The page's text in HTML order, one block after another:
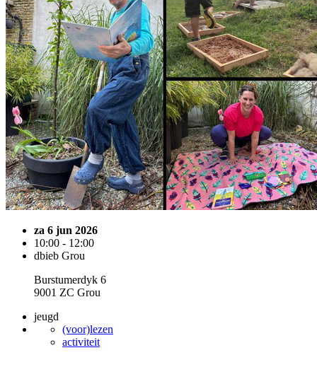
za 6 jun 2026
10:00 - 12:00
dbieb Grou
Burstumerdyk 6
9001 ZC Grou
jeugd
(voor)lezen
activiteit